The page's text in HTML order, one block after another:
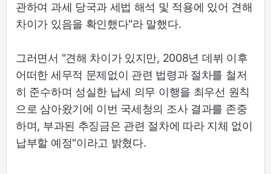
관하여 과세 당국과 세법 해석 및 적용에 있어 견해
차이가 있음을 확인했다"라 말했다.
그러면서 "견해 차이가 있지만, 2008년 데뷔 이후
어떠한 세무적 문제없이 관련 법령과 절차를 철저
히 준수하며 성실한 납세 의무 이행을 최우선 원칙
으로 삼아왔기에 이번 국세청의 조사 결과를 존중
하며, 부과된 추징금은 관련 절차에 따라 지체 없이
납부할 예정"이라고 밝혔다.